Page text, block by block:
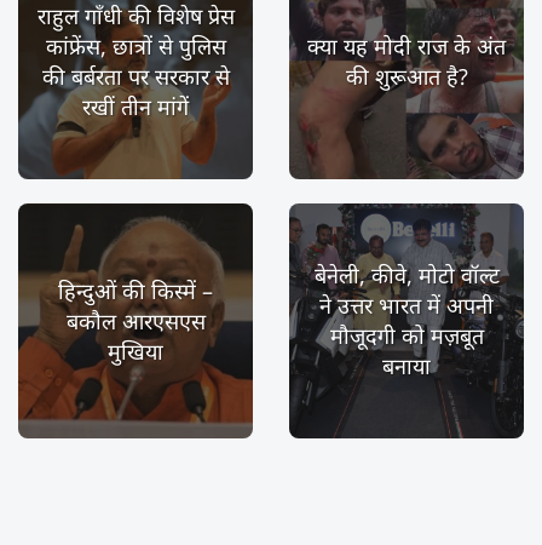
राहुल गाँधी की विशेष प्रेस
कांफ्रेंस, छात्रों से पुलिस
की बर्बरता पर सरकार से
रखीं तीन मांगें
क्या यह मोदी राज के अंत
की शुरूआत है?
हिन्दुओं की किस्में –
बकौल आरएसएस
मुखिया
बेनेली, कीवे, मोटो वॉल्ट
ने उत्तर भारत में अपनी
मौजूदगी को मज़बूत
बनाया